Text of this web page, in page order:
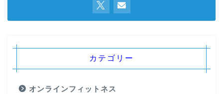
カテゴリー
オンラインフィットネス